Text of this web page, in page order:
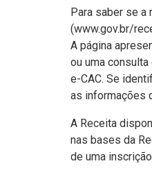
Para saber se a
(www.gov.br/
A página
ou uma
e-CAC. Se
as informações
A Receita
nas bases da
de uma inscrição